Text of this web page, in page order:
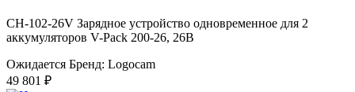
CH-102-26V Зарядное устройство одновременное для 2
аккумуляторов V-Pack 200-26, 26В
Ожидается Бренд: Logocam
49 801 ₽